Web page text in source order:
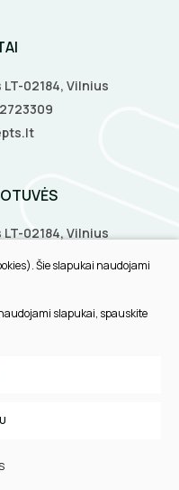
02184, Vilnius
02184, Vilnius
Kaunas
Klaipėda
Šie slapukai naudojami
slapukai, spauskite